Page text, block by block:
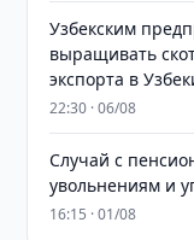
Узбекским
выращивать
экспорта в
22:30 · 06/08
Случай с
увольнениям и
16:15 · 01/08